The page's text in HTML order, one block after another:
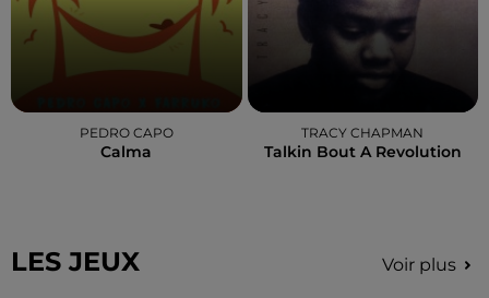
PEDRO CAPO
Calma
TRACY CHAPMAN
Talkin Bout A Revolution
LES JEUX Voir plus